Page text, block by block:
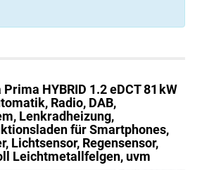
Prima HYBRID 1.2 eDCT 81 kW
Radio, DAB,
Lenkradheizung,
für Smartphones,
Lichtsensor, Regensensor,
Leichtmetallfelgen, uvm